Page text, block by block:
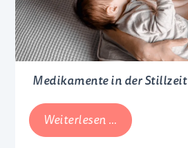
Medikamente in der Stillzeit
Weiterlesen … Medikamente
in